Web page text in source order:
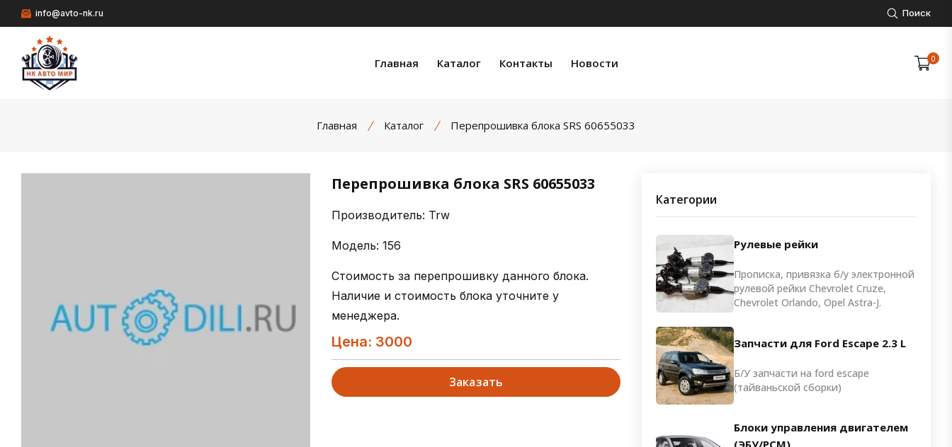
info@avto-nk.ru Поиск
Главная Каталог Контакты Новости 0
Главная Каталог Перепрошивка блока SRS 60655033
Перепрошивка блока SRS 60655033
Производитель: Trw
Модель: 156
Стоимость за перепрошивку данного блока.
Наличие и стоимость блока уточните у
менеджера.
Цена: 3000
Заказать
Категории
Рулевые рейки
Прописка, привязка б/у электронной
рулевой рейки Chevrolet Cruze,
Chevrolet Orlando, Opel Astra-J.
Запчасти для Ford Escape 2.3 L
Б/У запчасти на ford escape
(тайваньской сборки)
Блоки управления двигателем